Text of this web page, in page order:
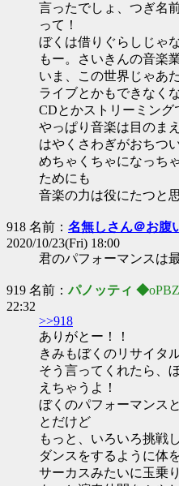
言ったでしょ、つぎ名
って！
ぼくは借りぐらしじゃ
もー。さいきんの音楽
いま、この世界じゃあ
ライブとかもできなく
CDとかストリーミング
やっぱり音楽は目のま
はやくさわぎがおちつ
めちゃくちゃになっち
ためにも
音楽の力は役にたつと
918 名前： 名無しさん＠お腹
2020/10/23(Fri) 18:00
君のパフォーマンスは
919 名前：パノッティ ◆
22:32
>>918
ありがとー！！
きみもぼくのリサイタ
そう言ってくれたら、
えちゃうよ！
ぼくのパフォーマンス
とだけど
もっと、いろいろ挑戦
ダンスをするように体
サーカスみたいに玉乗